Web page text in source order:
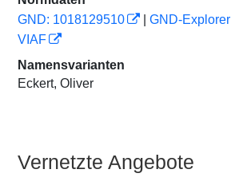
GND: 1018129510
GND-Explorer
VIAF
Namensvarianten
Eckert, Oliver
Vernetzte Angebote